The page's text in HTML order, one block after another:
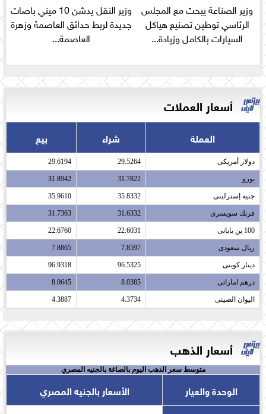
وزير الصناعة يبحث مع المجلس
الرئاسي توطين تصنيع هياكل
السيارات بالكامل وزيادة...
وزير النقل يدشن 10 ميني باصات
جديدة لربط حدائق العاصمة وزهرة
العاصمة...
أسعار العملات
العملة شراء بيع
دولار أمريكى​ 29.5264
29.6194
يورو​ 31.7822
31.8942
جنيه إسترلينى​ 35.8332
35.9610
فرنك سويسرى​ 31.6332
31.7363
100 ين يابانى​ 22.6031
22.6760
ريال سعودى​ 7.8597
7.8865
دينار كويتى​ 96.5325
96.9318
درهم اماراتى​ 8.0385
8.0645
اليوان الصينى​ 4.3734
4.3887
أسعار الذهب
متوسط سعر الذهب اليوم بالصاغة بالجنيه المصري
الوحدة والعيار
الأسعار بالجنيه المصري